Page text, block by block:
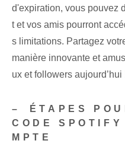
d'expiration, vous pouvez
t et vos amis pourront
s limitations. Partagez
manière innovante‌ et
ux‌ et followers aujourd’hui
– ⁢ÉTAPES
CODE
MPTE